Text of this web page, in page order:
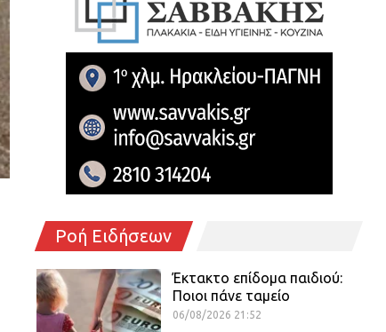
Ροή Ειδήσεων
Έκτακτο επίδομα παιδιού:
Ποιοι πάνε ταμείο
06/08/2026 21:52